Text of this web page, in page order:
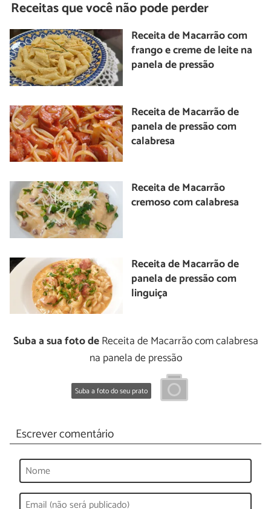
Receitas que você não pode perder
Receita de Macarrão com
frango e creme de leite na
panela de pressão
Receita de Macarrão de
panela de pressão com
calabresa
Receita de Macarrão
cremoso com calabresa
Receita de Macarrão de
panela de pressão com
linguiça
Suba a sua foto deReceita de Macarrão com calabresa
na panela de pressão
Suba a foto do seu prato
Escrever comentário